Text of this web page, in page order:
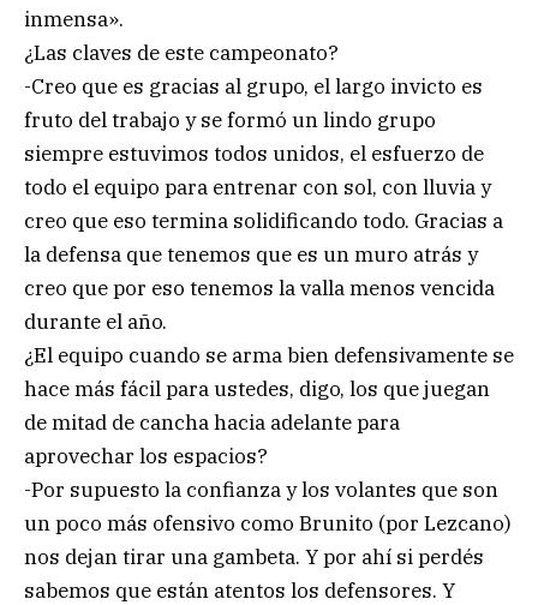
inmensa».
¿Las claves de este campeonato?
-Creo que es gracias al grupo, el largo invicto es
fruto del trabajo y se formó un lindo grupo
siempre estuvimos todos unidos, el esfuerzo de
todo el equipo para entrenar con sol, con lluvia y
creo que eso termina solidificando todo. Gracias a
la defensa que tenemos que es un muro atrás y
creo que por eso tenemos la valla menos vencida
durante el año.
¿El equipo cuando se arma bien defensivamente se
hace más fácil para ustedes, digo, los que juegan
de mitad de cancha hacia adelante para
aprovechar los espacios?
-Por supuesto la confianza y los volantes que son
un poco más ofensivo como Brunito (por Lezcano)
nos dejan tirar una gambeta. Y por ahí si perdés
sabemos que están atentos los defensores. Y